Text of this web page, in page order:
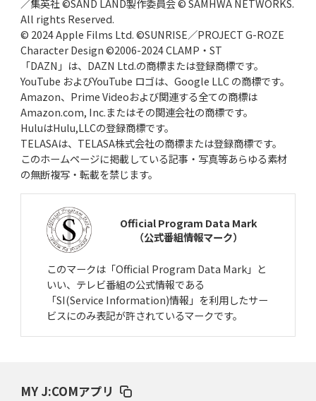
／集英社 ©SAND LAND製作委員会 © SAMHWA NETWORKS.
All rights Reserved.
© 2024 Apple Films Ltd. ©SUNRISE／PROJECT G-ROZE
Character Design ©2006-2024 CLAMP・ST
「DAZN」は、DAZN Ltd.の商標または登録商標です。
YouTube およびYouTube ロゴは、Google LLC の商標です。
Amazon、Prime Videoおよび関連する全ての商標は
Amazon.com, Inc.またはその関連会社の商標です。
HuluはHulu,LLCの登録商標です。
TELASAは、TELASA株式会社の商標または登録商標です。
このホームページに掲載している記事・写真等あらゆる素材
の無断複写・転載を禁じます。
Official Program Data Mark
（公式番組情報マーク）
このマークは「Official Program Data Mark」と
いい、テレビ番組の公式情報である
「SI(Service Information)情報」を利用したサー
ビスにのみ表記が許されているマークです。
MY J:COMアプリ